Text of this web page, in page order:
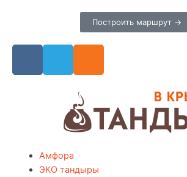
Построить маршрут →
Амфора
ЭКО тандыры